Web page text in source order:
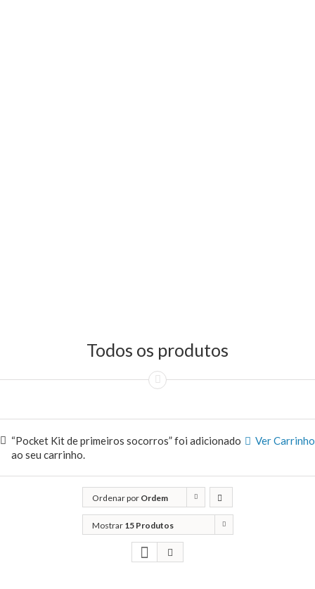
Todos os produtos
Ver Carrinho
“Pocket Kit de primeiros socorros” foi adicionado
ao seu carrinho.
Ordenar por Ordem
predefinida
Mostrar 15 Produtos